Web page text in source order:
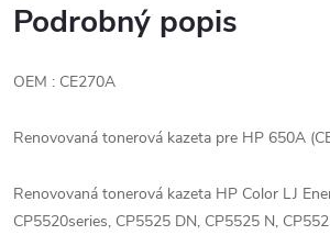
Podrobný popis
OEM : CE270A
Renovovaná tonerová kazeta pre HP 650A
Renovovaná tonerová kazeta HP Color LJ
CP5520series, CP5525 DN, CP5525 N,